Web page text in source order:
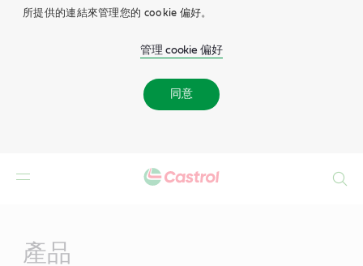
所提供的連結來管理您的 cookie 偏好。
管理 cookie 偏好
同意
產品